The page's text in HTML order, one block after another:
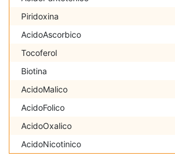
Piridoxina
AcidoAscorbico
Tocoferol
Biotina
AcidoMalico
AcidoFolico
AcidoOxalico
AcidoNicotinico